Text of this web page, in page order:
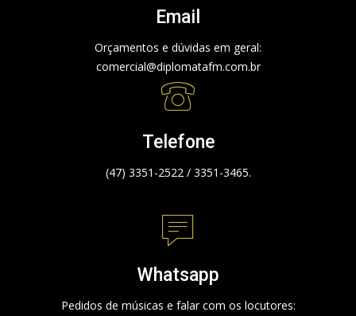
Email
Orçamentos e dúvidas em geral:
comercial@diplomatafm.com.br
Telefone
(47) 3351-2522 / 3351-3465.
Whatsapp
Pedidos de músicas e falar com os locutores: